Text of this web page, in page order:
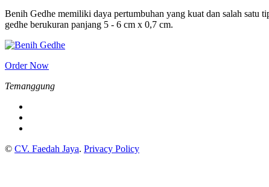
Benih Gedhe memiliki daya pertumbuhan yang kuat dan salah satu
gedhe berukuran panjang 5 - 6 cm x 0,7 cm.
Order Now
Temanggung
© CV. Faedah Jaya. Privacy Policy